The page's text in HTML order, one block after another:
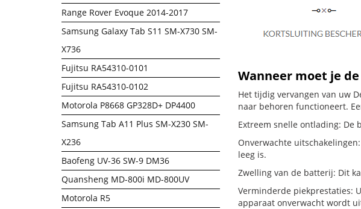
Range Rover Evoque 2014-2017
Samsung Galaxy Tab S11 SM-X730 SM-
X736
Fujitsu RA54310-0101
Fujitsu RA54310-0102
Motorola P8668 GP328D+ DP4400
Samsung Tab A11 Plus SM-X230 SM-
X236
Baofeng UV-36 SW-9 DM36
Quansheng MD-800i MD-800UV
Motorola R5
Wanneer moet je
Het tijdig vervangen van uw
naar behoren functioneert.
Extreem snelle ontlading: De
Onverwachte
leeg is.
Zwelling van de batterij: Dit
Verminderde piekprestaties:
apparaat onverwacht wordt